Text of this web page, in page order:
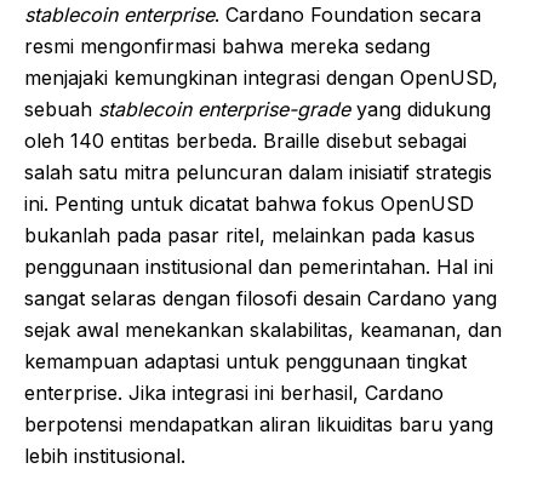
stablecoin enterprise. Cardano Foundation secara
resmi mengonfirmasi bahwa mereka sedang
menjajaki kemungkinan integrasi dengan OpenUSD,
sebuah stablecoin enterprise-gradeyang didukung
oleh 140 entitas berbeda. Braille disebut sebagai
salah satu mitra peluncuran dalam inisiatif strategis
ini. Penting untuk dicatat bahwa fokus OpenUSD
bukanlah pada pasar ritel, melainkan pada kasus
penggunaan institusional dan pemerintahan. Hal ini
sangat selaras dengan filosofi desain Cardano yang
sejak awal menekankan skalabilitas, keamanan, dan
kemampuan adaptasi untuk penggunaan tingkat
enterprise. Jika integrasi ini berhasil, Cardano
berpotensi mendapatkan aliran likuiditas baru yang
lebih institusional.